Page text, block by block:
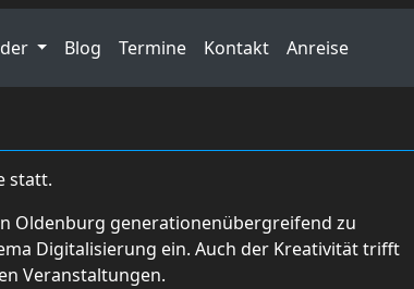
Blog Termine Kontakt Anreise
statt.
Oldenburg generationenübergreifend zu
Digitalisierung ein. Auch der Kreativität trifft
Veranstaltungen.